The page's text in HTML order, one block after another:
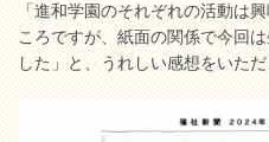
「進和学園のそれぞれの活動は
ころですが、紙面の関係で今回
した」と、うれしい感想をいた